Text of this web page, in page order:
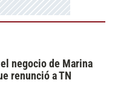
negocio de Marina
renunció a TN